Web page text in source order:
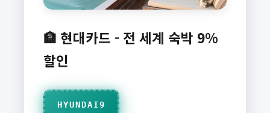
🏦 현대카드 - 전 세계 숙박 9%
할인
HYUNDAI9